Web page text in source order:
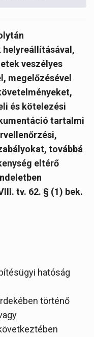
veszélyes
megelőzésével
és kötelezési
tartalmi
továbbá
eltérő
tv. 62. § (1) bek.
hatóság
történő